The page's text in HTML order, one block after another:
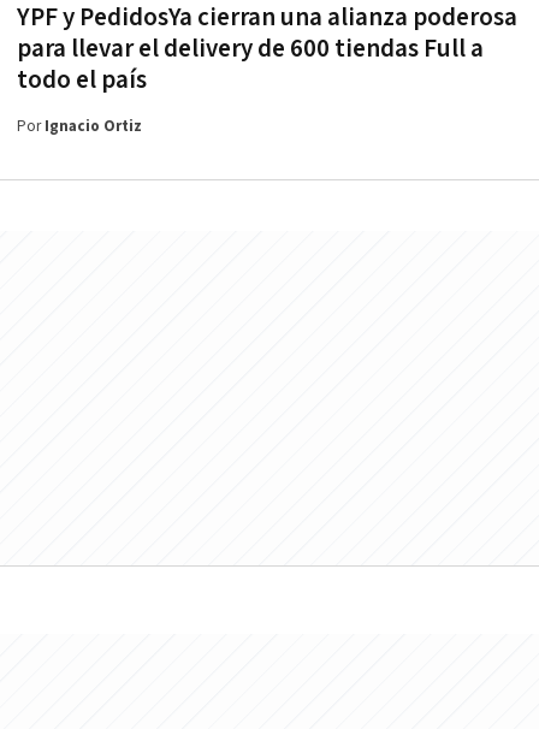
YPF y PedidosYa cierran una alianza poderosa
para llevar el delivery de 600 tiendas Full a
todo el país
PorIgnacio Ortiz